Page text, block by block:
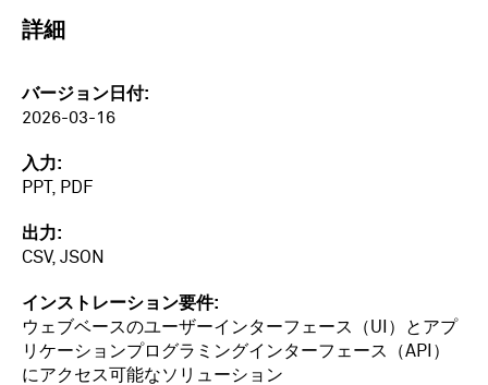
詳細
バージョン日付
2026-03-16
入力
PPT, PDF
出力
CSV, JSON
インストレーション要件
ウェブベースのユーザーインターフェース（UI）とアプ
リケーションプログラミングインターフェース（API）
にアクセス可能なソリューション